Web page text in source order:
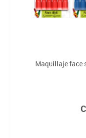
Maquillaje face